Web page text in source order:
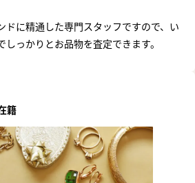
ドに精通した専門スタッフですので、い
っかりとお品物を査定できます。
籍